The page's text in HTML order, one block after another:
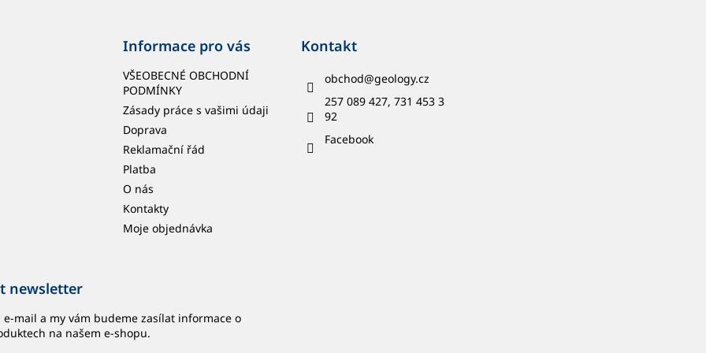
Informace pro vás
VŠEOBECNÉ OBCHODNÍ
PODMÍNKY
Zásady práce s vašimi údaji
Doprava
Reklamační řád
Platba
O nás
Kontakty
Moje objednávka
Kontakt
obchod@geology.cz
257 089 427, 731 453 3
92
Facebook
newsletter
e-mail a my vám budeme zasílat informace o
na našem e-shopu.